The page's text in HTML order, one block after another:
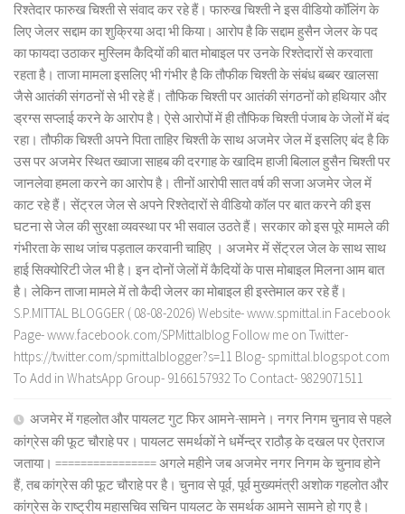
रिश्तेदार फारुख चिश्ती से संवाद कर रहे हैं। फारुख चिश्ती ने इस वीडियो कॉलिंग के
लिए जेलर सद्दाम का शुक्रिया अदा भी किया। आरोप है कि सद्दाम हुसैन जेलर के पद
का फायदा उठाकर मुस्लिम कैदियों की बात मोबाइल पर उनके रिश्तेदारों से करवाता
रहता है। ताजा मामला इसलिए भी गंभीर है कि तौफीक चिश्ती के संबंध बब्बर खालसा
जैसे आतंकी संगठनों से भी रहे हैं। तौफिक चिश्ती पर आतंकी संगठनों को हथियार और
ड्रग्स सप्लाई करने के आरोप है। ऐसे आरोपों में ही तौफिक चिश्ती पंजाब के जेलों में बंद
रहा। तौफीक चिश्ती अपने पिता ताहिर चिश्ती के साथ अजमेर जेल में इसलिए बंद है कि
उस पर अजमेर स्थित ख्वाजा साहब की दरगाह के खादिम हाजी बिलाल हुसैन चिश्ती पर
जानलेवा हमला करने का आरोप है। तीनों आरोपी सात वर्ष की सजा अजमेर जेल में
काट रहे हैं। सेंट्रल जेल से अपने रिश्तेदारों से वीडियो कॉल पर बात करने की इस
घटना से जेल की सुरक्षा व्यवस्था पर भी सवाल उठते हैं। सरकार को इस पूरे मामले की
गंभीरता के साथ जांच पड़ताल करवानी चाहिए । अजमेर में सेंट्रल जेल के साथ साथ
हाई सिक्योरिटी जेल भी है। इन दोनों जेलों में कैदियों के पास मोबाइल मिलना आम बात
है। लेकिन ताजा मामले में तो कैदी जेलर का मोबाइल ही इस्तेमाल कर रहे हैं।
S.P.MITTAL BLOGGER ( 08-08-2026) Website- www.spmittal.in Facebook
Page- www.facebook.com/SPMittalblog Follow me on Twitter-
https://twitter.com/spmittalblogger?s=11 Blog- spmittal.blogspot.com
To Add in WhatsApp Group- 9166157932 To Contact- 9829071511
अजमेर में गहलोत और पायलट गुट फिर आमने-सामने। नगर निगम चुनाव से पहले
कांग्रेस की फूट चौराहे पर। पायलट समर्थकों ने धर्मेन्द्र राठौड़ के दखल पर ऐतराज
जताया। ================ अगले महीने जब अजमेर नगर निगम के चुनाव होने
हैं, तब कांग्रेस की फूट चौराहे पर है। चुनाव से पूर्व, पूर्व मुख्यमंत्री अशोक गहलोत और
कांग्रेस के राष्ट्रीय महासचिव सचिन पायलट के समर्थक आमने सामने हो गए है।